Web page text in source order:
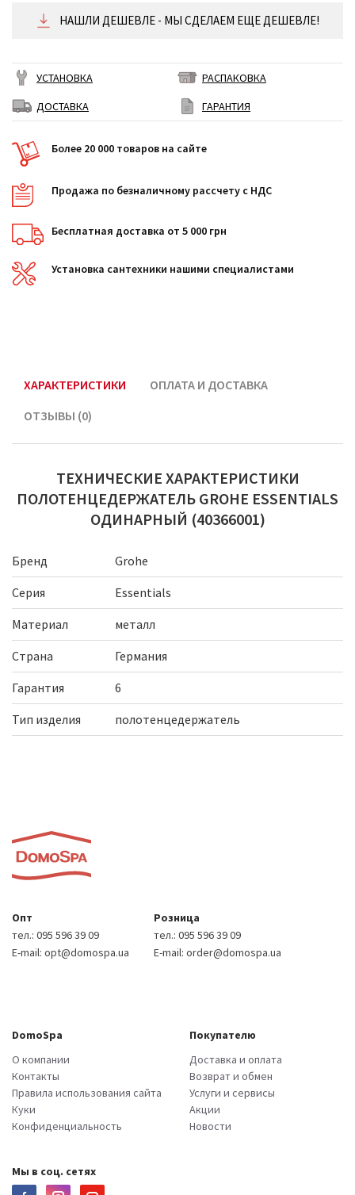
от 107 ₴/месяц
НАШЛИ ДЕШЕВЛЕ - МЫ СДЕЛАЕМ ЕЩЕ ДЕШЕВЛЕ!
УСТАНОВКА
РАСПАКОВКА
ДОСТАВКА
ГАРАНТИЯ
Более 20 000 товаров на сайте
Продажа по безналичному рассчету с НДС
Бесплатная доставка от 5 000 грн
Установка сантехники нашими специалистами
ХАРАКТЕРИСТИКИ
ОПЛАТА И ДОСТАВКА
ОТЗЫВЫ (0)
ТЕХНИЧЕСКИЕ ХАРАКТЕРИСТИКИ
ПОЛОТЕНЦЕДЕРЖАТЕЛЬ GROHE ESSENTIALS
ОДИНАРНЫЙ (40366001)
Бренд
Grohe
Серия
Essentials
Материал
металл
Страна
Германия
Гарантия
6
Тип изделия
полотенцедержатель
Опт
тел.: 095 596 39 09
E-mail: opt@domospa.ua
Розница
тел.: 095 596 39 09
E-mail: order@domospa.ua
DomoSpa
О компании
Контакты
Правила использования сайта
Куки
Конфиденциальность
Покупателю
Доставка и оплата
Возврат и обмен
Услуги и сервисы
Акции
Новости
Мы в соц. сетях